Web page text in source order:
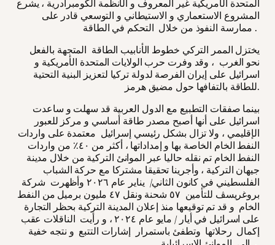
المتحدة الأمريكية غير المعروف و الأنظمة الكومبرادرية ، يشرع
المشروع الاستعماري و الاستيطاني و التوسعي قادر على
ممارسة النفوذ من خلال التحكم في الطاقة .
يختزل الممر التركي خطوط الأنابيب الطاقة المتجهة بالفعل
نحو الغرب ، وقد وفرت حرب الولايات المتحدة الأمريكية و
اسرائيل على إيران الفرصة لدولة تركيا لتعزيز البنية التحتية
للطاقة بالتفافها حول مضيق هرمز.
بينما صفقات التطبيع مع الدول العربية قد سهلت و ساعدت
اسرائيل على أنها أصبح مصدر طاقة أساسي و مركز للعبور
الإقليمي ، ولا تزال بشكل رئيسي إسرائيل معتمدة على واردات
النفط الخام الخاصة بها و إمداداتها ، أكثر من ٤٠٪ من واردات
النفط الخام تم نقله حاليا عبر الموانئ التركية من خلال مدينة
جيهان التركية ، وأجرينا تحقيقا مشتركا مع حركة الشباب
الفلسطيني في كانون الثاني/ يناير عام ٢٠٢٦ وأظهرت شركة
بروغريسڤ للتأمين ٥٧ شحنة ونقل ٤٧ مليون برميل من النفط
الخام و قد تم توقيعها منذ إعلان المدينة التركية بحظر التجارة
على اسرائيل في أيار / مايو عام ٢٠٢٤ ، و رأيت الناقلات عقب
إكمال رحلاتها وتطفئ باستمرار إشارات التتبع و نتجه خفية